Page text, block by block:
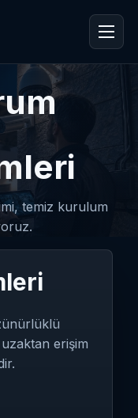
temiz kurulum
erişim